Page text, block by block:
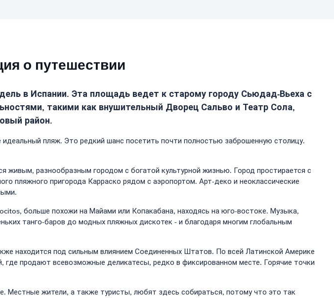
о путешествии
в Испании. Эта площадь ведет к старому городу Сьюдад-Вьеха с
такими как внушительный Дворец Сальво и Театр Сола,
район.
пляж. Это редкий шанс посетить почти полностью заброшенную столицу.
живым, разнообразным городом с богатой культурной жизнью. Город простирается с
пляжного пригорода Карраско рядом с аэропортом. Арт-деко и неоклассические
больше похожи на Майами или Копакабана, находясь на юго-востоке. Музыка,
танго-баров до модных пляжных дискотек - и благодаря многим глобальным
находится под сильным влиянием Соединенных Штатов. По всей Латинской Америке
продают всевозможные деликатесы, редко в фиксированном месте. Горячие точки
жители, а также туристы, любят здесь собираться, потому что это так